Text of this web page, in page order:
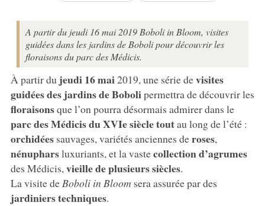
A partir du jeudi 16 mai 2019 Boboli in Bloom, visites
guidées dans les jardins de Boboli pour découvrir les
floraisons du parc des Médicis.
À partir du jeudi 16 mai2019, une série devisites
guidées desjardins de Bobolipermettra de découvrir les
floraisonsque l’on pourra désormais admirer dans le
parc des Médicis du XVIe siècle toutau long de l’été :
orchidéessauvages, variétés anciennes deroses,
nénupharsluxuriants, et la vastecollection d’agrumes
des Médicis, vieille de plusieurs siècles.
La visite de Boboli in Bloom sera assurée par des
jardiniers techniques.